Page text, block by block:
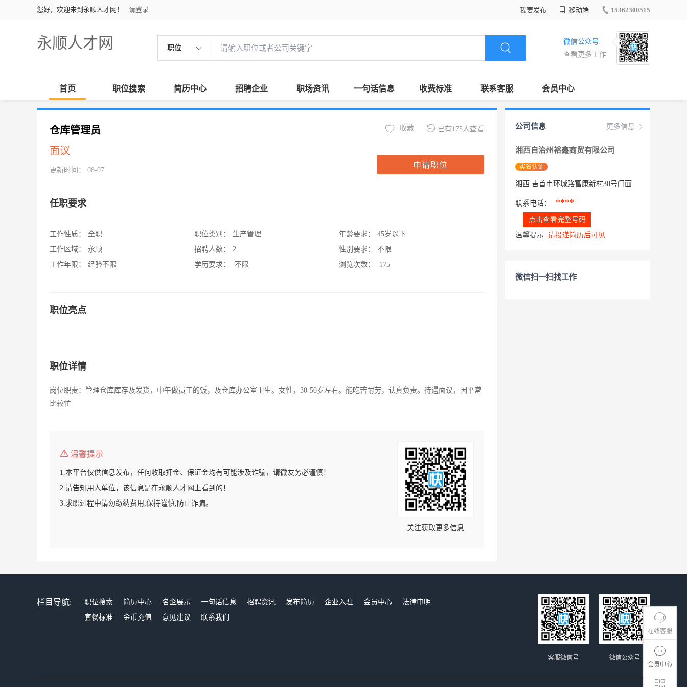
您好，欢迎来到永顺人才网！ 请登录 我要发布 移动端 15362300515
永顺人才网 职位
微信公众号
查看更多工作
首页 职位搜索 简历中心 招聘企业 职场资讯 一句话信息 收费标准 联系客服 会员中心
在线客服
会员中心
仓库管理员
面议
更新时间： 08-07
已有175人查看
收藏
申请职位
任职要求
工作性质：
全职
工作区域：
永顺
工作年限：
经验不限
职位类别：
生产管理
招聘人数：
2
学历要求：
不限
年龄要求：
45岁以下
性别要求：
不限
浏览次数：
175
职位亮点
职位详情
岗位职责：管理仓库库存及发货，中午做员工的饭，及仓库办公室卫生。女性，30-50岁左右。能吃苦耐劳，认真负责。待遇面议，因平常
比较忙
温馨提示
1.本平台仅供信息发布，任何收取押金、保证金均有可能涉及诈骗，请微友务必谨慎！
2.请告知用人单位，该信息是在永顺人才网上看到的！
3.求职过程中请勿缴纳费用,保持谨慎,防止诈骗。
关注获取更多信息
更多信息
公司信息
湘西自治州裕鑫商贸有限公司
实名认证
湘西 吉首市环城路富康新村30号门面
联系电话： ****
点击查看完整号码
温馨提示: 请投递简历后可见
微信扫一扫找工作
栏目导航: 职位搜索 简历中心 名企展示 一句话信息 招聘资讯 发布简历 企业入驻 会员中心
法律申明
套餐标准
金币充值 意见建议 联系我们
微信公众号
客服微信号